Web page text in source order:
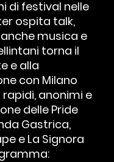
di festival nelle
ospita talk,
musica e
torna il
e alla
con Milano
anonimi e
delle Pride
Gastrica,
e La Signora